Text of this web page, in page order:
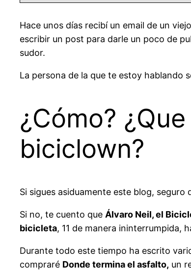
Hace unos días recibí un email de un
escribir un post para darle un poco de
sudor.
La persona de la que te estoy hablando
¿Cómo?
biciclown?
Si sigues asiduamente este blog, seguro
Si no, te cuento que Álvaro Neil, el
bicicleta, 11 de manera ininterrumpida,
Durante todo este tiempo ha escrito
compraré Donde termina el asfalto, un